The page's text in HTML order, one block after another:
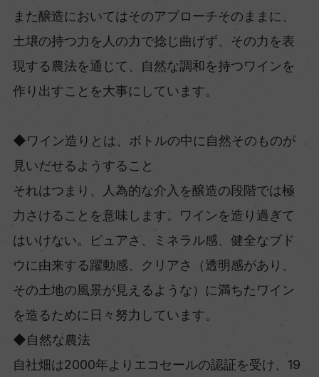
また醸造においてはそのアプローチそのままに、
土壌の持つ力を人の力で捻じ曲げず、その力を表
現する農法を通じて、自然な調和を持つワインを
作り出すことを大事にしています。
◆ワイン造りとは、ボトルの中に自然そのものが
見いだせるようすること
それはつまり、人為的な介入を醸造の段階では極
力さけることを意味します。ワインを造り過ぎて
はいけない。ピュアさ、ミネラル感、健全なブド
ウに由来する躍動感、クリアさ（透明感があり、
その土地の風景が見えるような）に満ちたワイン
を造るために日々努力しています。
◆自然な農法
自社畑は2000年よりエコセールの認証を受け、19